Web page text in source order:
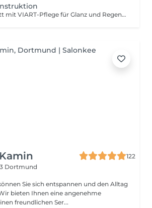
Präziser Haarschnitt mit VIART-Pflege für Glanz und Regeneration. Die Preise sind keine Fixpreise und können je nach Komplikation und Aufwand variieren. Der Preis richtet sich nach Zeit, Materialverbrauch.
122
Dortmund
Sie sich entspannen und den Alltag
freundlichen Ser...